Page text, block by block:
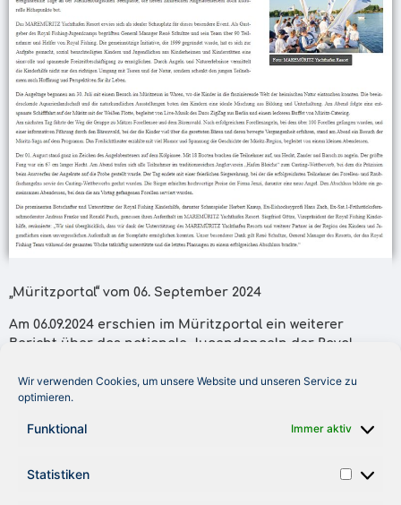
Wir verwenden Cookies, um unsere Website und unseren Service zu
optimieren.
Funktional Immer aktiv
Statistiken
„Müritzportal“ vom 06. September 2024
Am 06.09.2024 erschien im Müritzportal ein weiterer
Bericht über das nationale Jugendangeln der Royal
Besonders hervorgehoben werden hier die
Flotte und viele weitere Unterstützer der Angeltage 2024.